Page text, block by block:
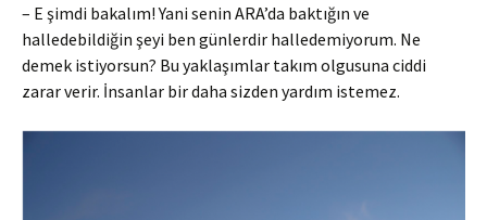
– E şimdi bakalım! Yani senin ARA’da baktığın ve
halledebildiğin şeyi ben günlerdir halledemiyorum. Ne
demek istiyorsun? Bu yaklaşımlar takım olgusuna ciddi
zarar verir. İnsanlar bir daha sizden yardım istemez.